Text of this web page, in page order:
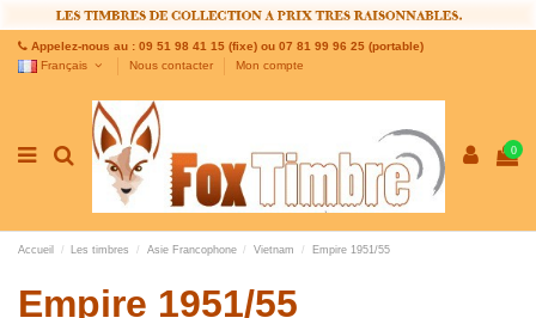
Appelez-nous au : 09 51 98 41 15 (fixe) ou 07 81 99 96 25 (portable)
Français
Nous contacter Mon compte
0
Accueil Les timbres Asie Francophone Vietnam Empire 1951/55
Empire 1951/55